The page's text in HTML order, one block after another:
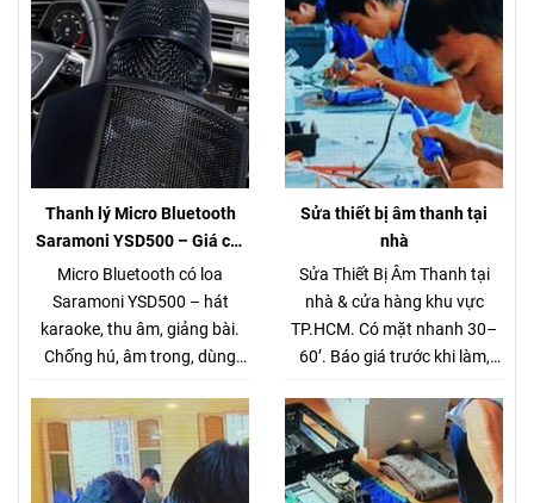
Thanh lý Micro Bluetooth
Saramoni YSD500 – Giá chỉ
280.000đ (Hàng chuẩn gần 1
triệu)
Micro Bluetooth có loa
Saramoni YSD500 – hát
karaoke, thu âm, giảng bài.
Chống hú, âm trong, dùng
thanh lý 280K.
Sửa thiết bị âm thanh tại
nhà
Sửa Thiết Bị Âm Thanh tại
nhà & cửa hàng khu vực
TP.HCM. Có mặt nhanh 30–
60’. Báo giá trước khi làm,